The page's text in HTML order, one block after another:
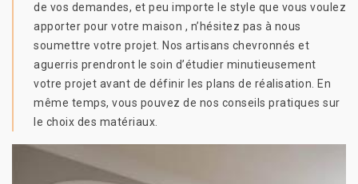
de vos demandes, et peu importe le style que vous voulez
apporter pour votre maison , n’hésitez pas à nous
soumettre votre projet. Nos artisans chevronnés et
aguerris prendront le soin d’étudier minutieusement
votre projet avant de définir les plans de réalisation. En
même temps, vous pouvez de nos conseils pratiques sur
le choix des matériaux.